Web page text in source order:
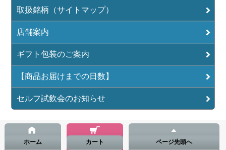
取扱銘柄（サイトマップ）
店舗案内
ギフト包装のご案内
【商品お届けまでの日数】
セルフ試飲会のお知らせ
ホーム カート ページ先頭へ